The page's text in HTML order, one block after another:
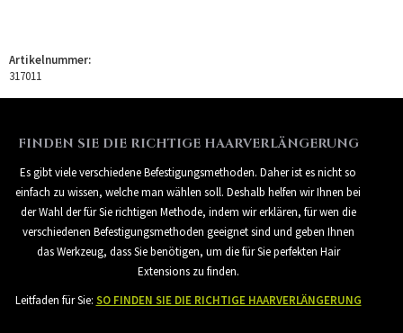
Artikelnummer:
317011
FINDEN SIE DIE RICHTIGE HAARVERLÄNGERUNG
Es gibt viele verschiedene Befestigungsmethoden. Daher ist es nicht so
einfach zu wissen, welche man wählen soll. Deshalb helfen wir Ihnen bei
der Wahl der für Sie richtigen Methode, indem wir erklären, für wen die
verschiedenen Befestigungsmethoden geeignet sind und geben Ihnen
das Werkzeug, dass Sie benötigen, um die für Sie perfekten Hair
Extensions zu finden.
Leitfaden für Sie: SO FINDEN SIE DIE RICHTIGE HAARVERLÄNGERUNG